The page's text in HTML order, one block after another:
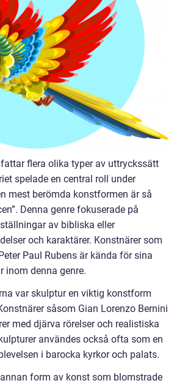
flera olika typer av uttryckssätt
spelade en central roll under
mest berömda konstformen är så
Denna genre fokuserade på
av bibliska eller
och karaktärer. Konstnärer som
Paul Rubens är kända för sina
inom denna genre.
var skulptur en viktig konstform
såsom Gian Lorenzo Bernini
med djärva rörelser och realistiska
användes också ofta som en
i barocka kyrkor och palats.
form av konst som blomstrade